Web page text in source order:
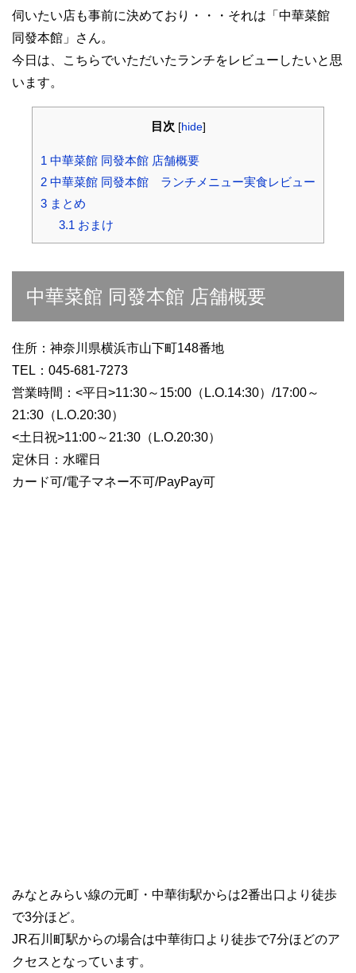
伺いたい店も事前に決めており・・・それは「中華菜館
同發本館」さん。
今日は、こちらでいただいたランチをレビューしたいと思
います。
目次 [hide]
1 中華菜館 同發本館 店舗概要
2 中華菜館 同發本館 ランチメニュー実食レビュー
3 まとめ
3.1 おまけ
中華菜館 同發本館 店舗概要
住所：神奈川県横浜市山下町148番地
TEL：045-681-7273
営業時間：<平日>11:30～15:00（L.O.14:30）/17:00～
21:30（L.O.20:30）
<土日祝>11:00～21:30（L.O.20:30）
定休日：水曜日
カード可/電子マネー不可/PayPay可
みなとみらい線の元町・中華街駅からは2番出口より徒歩
で3分ほど。
JR石川町駅からの場合は中華街口より徒歩で7分ほどのア
クセスとなっています。